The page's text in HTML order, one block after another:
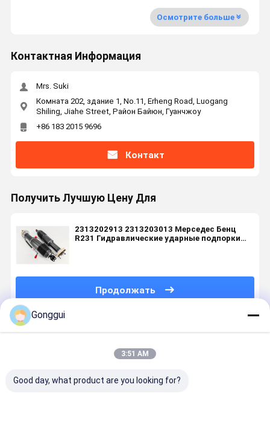
Осмотрите больше
Контактная Информация
Mrs. Suki
Комната 202, здание 1, No.11, Erheng Road, Luogang
Shiling, Jiahe Street, Район Байюн, Гуанчжоу
+86 183 2015 9696
Контакт
Получить Лучшую Цену Для
2313202913 2313203013 Мерседес Бенц
R231 Гидравлические ударные подпорки
Продолжать
Порекомендованные Продукты
Gonggui
3:51 AM
Good day, what product are you looking for?